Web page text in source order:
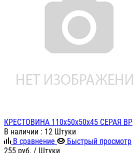
КРЕСТОВИНА 110х50х50х45 СЕРАЯ ВР
В наличии : 12 Штуки
В сравнение
Быстрый просмотр
255 руб. / Штуки